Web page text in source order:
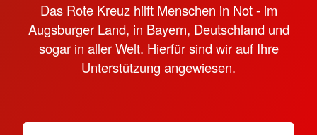
Das Rote Kreuz hilft Menschen in Not - im
Augsburger Land, in Bayern, Deutschland und
sogar in aller Welt. Hierfür sind wir auf Ihre
Unterstützung angewiesen.